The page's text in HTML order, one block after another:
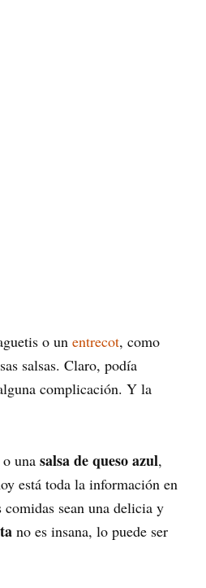
o un entrecot, como
salsas. Claro, podía
complicación. Y la
o una salsa de queso azul,
está toda la información en
comidas sean una delicia y
no es insana, lo puede ser